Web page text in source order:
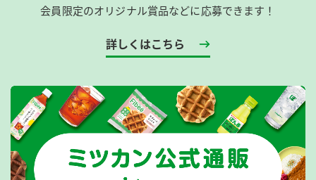
会員限定のオリジナル賞品などに応募できます！
詳しくはこちら